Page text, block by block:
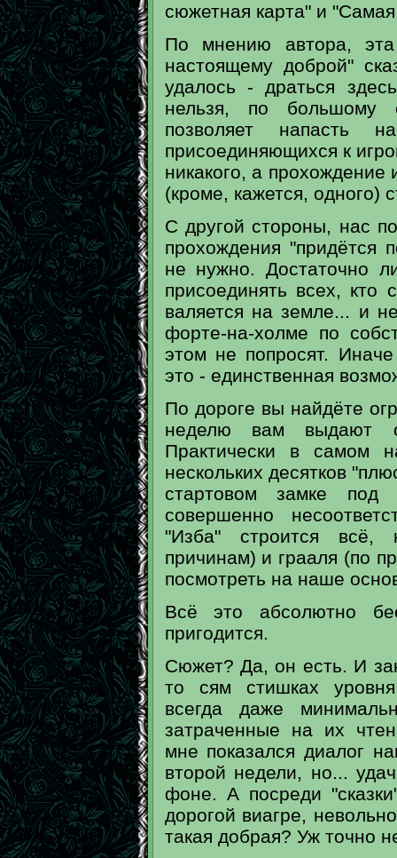
сюжетная карта" и "Самая
По мнению автора,
настоящему доброй"
удалось - драться
нельзя, по большому
позволяет напасть
присоединяющихся к
никакого, а прохождение
(кроме, кажется, одного)
С другой стороны, нас
прохождения "придётся
не нужно. Достаточно
присоединять всех, кто
валяется на земле... и
форте-на-холме по
этом не попросят.
это - единственная
По дороге вы найдёте
неделю вам выдают
Практически в самом
нескольких десятков
стартовом замке
совершенно
"Изба" строится всё,
причинам) и грааля (по
посмотреть на наше
Всё это абсолютно
пригодится.
Сюжет? Да, он есть. И
то сям стишках
всегда даже
затраченные на их
мне показался диалог
второй недели, но...
фоне. А посреди
дорогой виагре,
такая добрая? Уж точно